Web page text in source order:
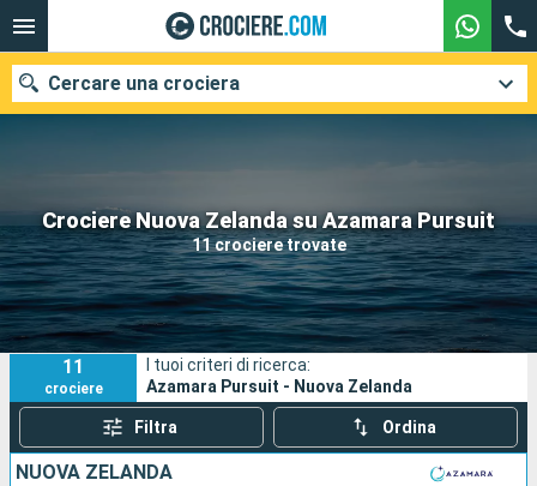
Crociere Nuova Zelanda su Azamara Pursuit
11 crociere trovate
Cercare una crociera
Le nostre destinazioni
Mesi di partenza
Porti Compagnie
Ricerca
11
crociere
I tuoi criteri di ricerca:
Azamara Pursuit - Nuova Zelanda
Filtra Ordina
NUOVA ZELANDA